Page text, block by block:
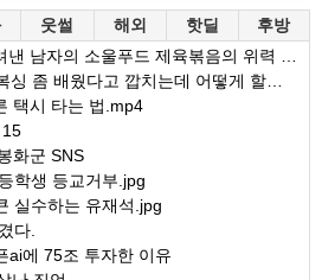
웃썰 해외 핫딜 후방
남자의 소울푸드 제육볶음의 위력 ㅋㅋ
좀 배웠다고 깝치는데 어떻게 할까요?
택시 타는 법.mp4
화군 SNS
학생 등교거부.jpg
실수하는 유재석.jpg
다.
ai에 75조 투자한 이유